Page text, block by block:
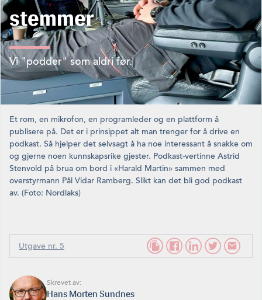
stemmer
Vi "podder" som aldri før.
Et rom, en mikrofon, en programleder og en plattform å
publisere på. Det er i prinsippet alt man trenger for å drive en
podkast. Så hjelper det selvsagt å ha noe interessant å snakke om
og gjerne noen kunnskapsrike gjester. Podkast-vertinne Astrid
Stenvold på brua om bord i «Harald Martin» sammen med
overstyrmann Pål Vidar Ramberg. Slikt kan det bli god podkast
av. (Foto: Nordlaks)
Utgave nr. 5
Skrevet av:
Hans Morten Sundnes